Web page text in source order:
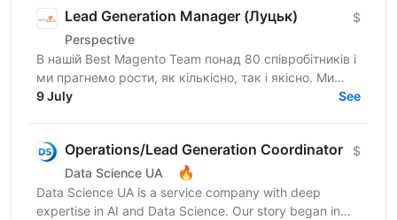
Lead Generation Manager (Луцьк)
Perspective
$
В нашій Best Magento Team понад 80 співробітників і
ми прагнемо рости, як кількісно, так і якісно. Ми
націлені на пошук enterprise клієнтів в Європі та...
9 July See
Operations/Lead Generation Coordinator
Data Science UA 🔥
$
Data Science UA is a service company with deep
expertise in AI and Data Science. Our story began in